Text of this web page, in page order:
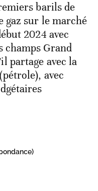
barils de
gaz sur le marché
2024 avec
champs Grand
partage avec la
avec